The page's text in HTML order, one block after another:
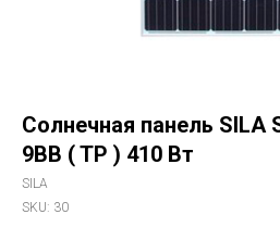
Солнечная панель SILA
9BB ( TP ) 410 Вт
SILA
SKU: 30